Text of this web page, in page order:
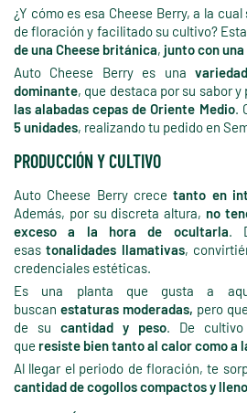
¿Y cómo es esa Cheese Berry, a la
de floración y facilitado su cultivo?
de una Cheese británica, junto con
Auto Cheese Berry es una
dominante, que destaca por su sabor
las alabadas cepas de Oriente Medio.
5 unidades, realizando tu pedido en
PRODUCCIÓN Y CULTIVO
Auto Cheese Berry crecetanto en
Además, por su discreta altura, no
exceso a la hora de ocultarla.
esastonalidades llamativas,
credenciales estéticas.
Es una planta que gusta a
buscan estaturas moderadas, pero
de su cantidad y peso. De
que resiste bien tanto al calor como a
Al llegar el periodo de floración, te
cantidad de cogollos compactos y